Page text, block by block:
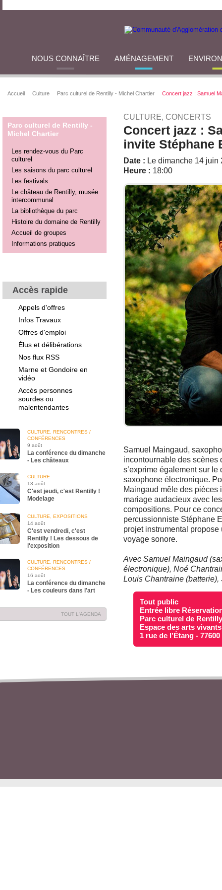
NOUS CONNAÎTRE AMÉNAGEMENT
Accueil Culture Parc culturel de Rentilly - Michel Chartier Concert jazz : Samuel
Parc culturel de Rentilly -
Michel Chartier
Les rendez-vous du Parc
culturel
Les saisons du parc culturel
Les festivals
Le château de Rentilly, musée
intercommunal
La bibliothèque du parc
Histoire du domaine de Rentilly
Accueil de groupes
Informations pratiques
Accès rapide
Appels d'offres
Infos Travaux
Offres d'emploi
Élus et délibérations
Nos flux RSS
Marne et Gondoire en
vidéo
Accès personnes
sourdes ou
malentendantes
CULTURE, RENCONTRES /
CONFÉRENCES
9 août
La conférence du dimanche
- Les châteaux
CULTURE
13 août
C'est jeudi, c'est Rentilly !
Modelage
CULTURE, EXPOSITIONS
14 août
C'est vendredi, c'est
Rentilly ! Les dessous de
l'exposition
CULTURE, RENCONTRES /
CONFÉRENCES
16 août
La conférence du dimanche
- Les couleurs dans l'art
TOUT L'AGENDA
CULTURE, CONCERTS
Concert jazz :
invite Stéphane
Date : Le dimanche 14 juin
Heure : 18:00
Samuel Maingaud,
incontournable des scènes
s’exprime également sur
saxophone électronique.
Maingaud mêle des pièces
mariage audacieux avec
compositions. Pour ce
percussionniste Stéphane
projet instrumental
voyage sonore.
Avec Samuel Maingaud
électronique), Noé
Louis Chantraine
Tout public
Entrée libre
Parc culturel de
Espace des arts vivants
1 rue de l’Étang -